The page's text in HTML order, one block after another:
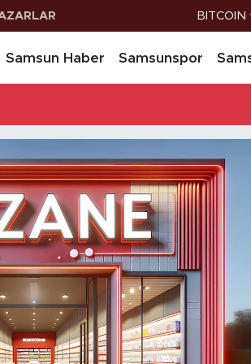
BITCOIN
Samsun Haber Samsunspor